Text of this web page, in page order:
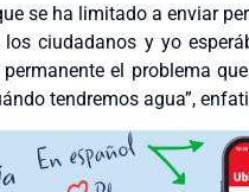
se ha limitado a enviar
ciudadanos y yo
el problema
tendremos agua”,